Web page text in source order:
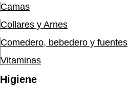
Camas
Collares y Arnes
Comedero, bebedero y fuentes
Vitaminas
Higiene